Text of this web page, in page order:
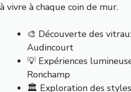
à vivre à chaque coin de mur.
🎨 Découverte des
Audincourt
💡 Expériences
Ronchamp
🏛️ Exploration des